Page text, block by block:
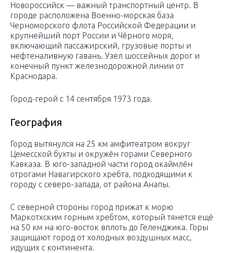
Новороссийск — важный транспортный центр. В
городе расположена Военно-морская база
Черноморского флота Российской Федерации и
крупнейший порт России и Чёрного моря,
включающий пассажирский, грузовые порты и
нефтеналивную гавань. Узел шоссейных дорог и
конечный пункт железнодорожной линии от
Краснодара.
Город-герой с 14 сентября 1973 года.
География
Город вытянулся на 25 км амфитеатром вокруг
Цемесской бухты и окружён горами Северного
Кавказа. В юго-западной части город окаймлён
отрогами Навагирского хребта, подходящими к
городу с северо-запада, от района Анапы.
С северной стороны город прижат к морю
Маркотхским горным хребтом, который тянется ещё
на 50 км на юго-восток вплоть до Геленджика. Горы
защищают город от холодных воздушных масс,
идущих с континента.